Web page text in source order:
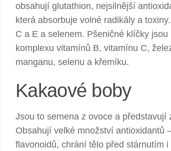
obsahují glutathion, nejsilnější
která absorbuje volné radikály a
C a E a selenem. Pšeničné klíčky
komplexu vitamínů B, vitamínu C,
manganu, selenu a křemíku.
Kakaové boby
Jsou to semena z ovoce a
Obsahují velké množství antioxidantů
flavonoidů, chrání tělo před stárnutím